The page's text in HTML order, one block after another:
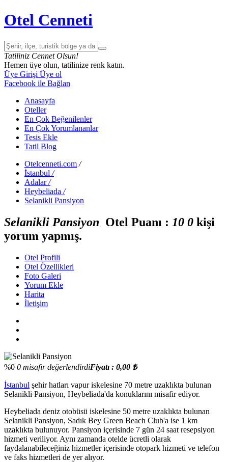
Otel Cenneti
Tatiliniz Cennet Olsun!
Hemen üye olun, tatilinize renk katın.
Üye Girişi Üye ol
Facebook ile Bağlan
Anasayfa
Oteller
En Çok Beğenilenler
En Çok Yorumlananlar
Tesis Ekle
Tatil Blog
Otelcenneti.com /
İstanbul /
Adalar /
Heybeliada /
Selanikli Pansiyon
Selanikli Pansiyon Otel Puanı : 10 0 kişi
yorum yapmış.
Otel Profili
Otel Özellikleri
Foto Galeri
Yorum Ekle
Harita
İletişim
%0 0 misafir değerlendirdiFiyatı : 0,00 ₺
İstanbul şehir hatları vapur iskelesine 70 metre uzaklıkta bulunan
Selanikli Pansiyon, Heybeliada'da konuklarını misafir ediyor.
Heybeliada deniz otobüsü iskelesine 50 metre uzaklıkta bulunan
Selanikli Pansiyon, Sadık Bey Green Beach Club'a ise 1 km
uzaklıkta bulunuyor. Pansiyon içerisinde 7 gün 24 saat resepsiyon
hizmeti veriliyor. Aynı zamanda otelde ücretli olarak
faydalanabileceğiniz hizmetler içerisinde otopark hizmeti ve telefon
ve faks hizmetleri de yer alıyor.